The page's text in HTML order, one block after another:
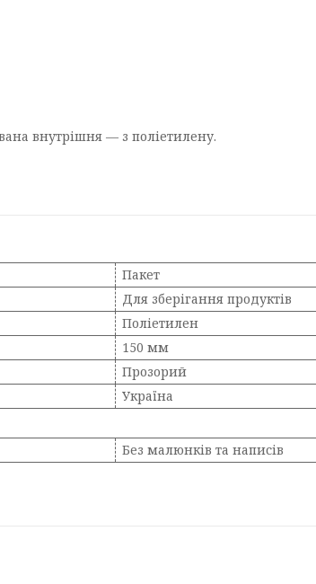
внутрішня — з поліетилену.
Пакет
Для зберігання продуктів
Поліетилен
150 мм
Прозорий
Україна
Без малюнків та написів